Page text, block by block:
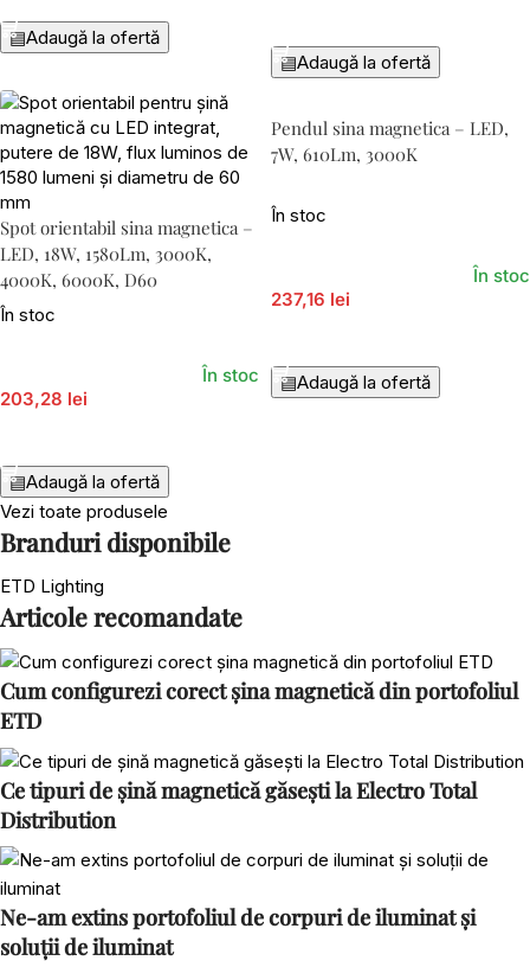
▤Adaugă la ofertă
▤Adaugă la ofertă
Spot orientabil sina magnetica –
LED, 18W, 1580Lm, 3000K,
4000K, 6000K, D60
În stoc
203,28 lei
În stoc
▤Adaugă la ofertă
Pendul sina magnetica – LED,
7W, 610Lm, 3000K
În stoc
237,16 lei
În stoc
▤Adaugă la ofertă
Vezi toate produsele
Branduri disponibile
ETD Lighting
Articole recomandate
Cum configurezi corect șina magnetică din portofoliul
ETD
Ce tipuri de șină magnetică găsești la Electro Total
Distribution
Ne-am extins portofoliul de corpuri de iluminat și
soluții de iluminat